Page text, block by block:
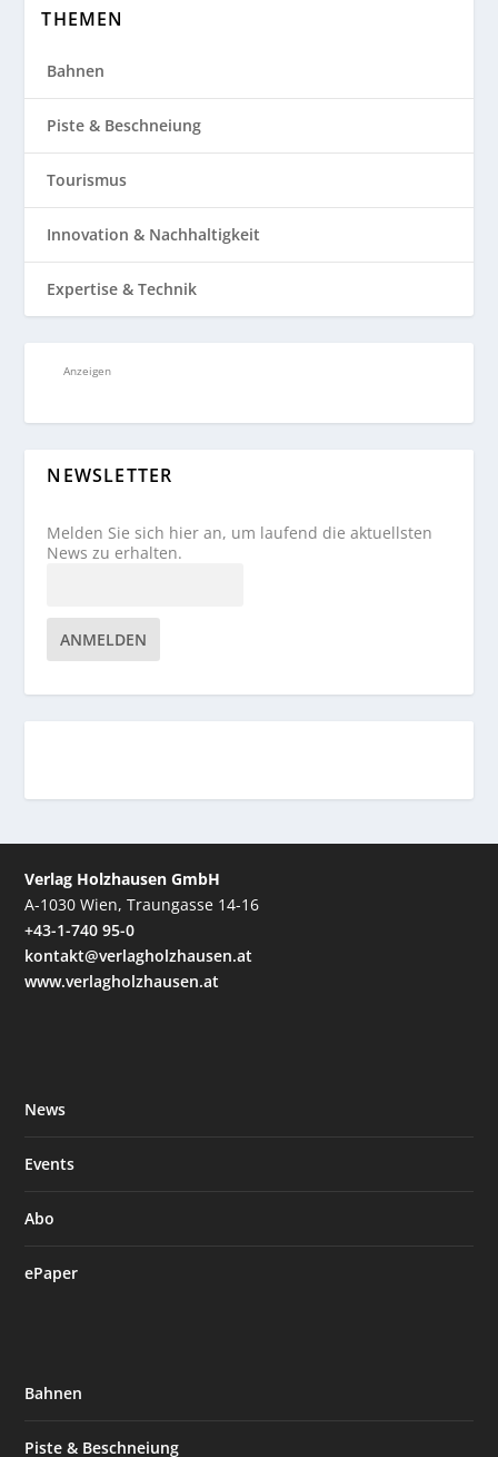
THEMEN
Bahnen
Piste & Beschneiung
Tourismus
Innovation & Nachhaltigkeit
Expertise & Technik
Anzeigen
NEWSLETTER
Melden Sie sich hier an, um laufend die aktuellsten
News zu erhalten.
ANMELDEN
Verlag Holzhausen GmbH
A-1030 Wien, Traungasse 14-16
+43-1-740 95-0
kontakt@verlagholzhausen.at
www.verlagholzhausen.at
News
Events
Abo
ePaper
Bahnen
Piste & Beschneiung